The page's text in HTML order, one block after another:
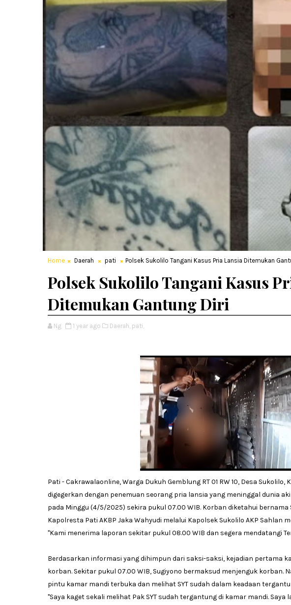
Home Daerah pati Polsek Sukolilo Tangani Kasus Pria Lansia Ditemukan
Polsek Sukolilo Tangani Kasus
Ditemukan Gantung Diri
Ng 1 year ago Daerah, pati,
Pati - Cakrawalaonline, Warga Dukuh Gemblung RT 01 RW 10, Desa
digegerkan dengan penemuan seorang pria lansia yang meninggal dunia
pada Minggu (4/5/2025) sekira pukul 07.00 WIB. Korban diketahui bernama
Kapolresta Pati AKBP Jaka Wahyudi melalui Kapolsek Sukolilo AKP Sahlan
"Kami menerima laporan sekitar pukul 08.00 WIB dan segera mendatangi
Berdasarkan informasi yang dihimpun dari saksi-saksi, kejadian pertama
korban. Sekitar pukul 07.00 WIB, Sugiyono bermaksud menjenguk korban.
pintu kamar mandi terbuka dan melihat SYT sudah dalam keadaan
"Saya kaget sekali melihat Pak SYT sudah tergantung di kamar mandi.